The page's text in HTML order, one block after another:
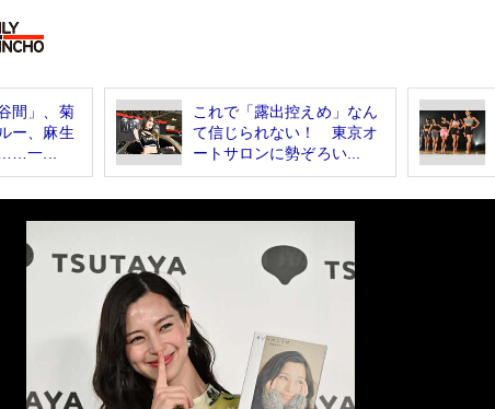
間」、菊
ー、麻生
一...
これで「露出控えめ」なん
て信じられない！ 東京オ
ートサロンに勢ぞろい...